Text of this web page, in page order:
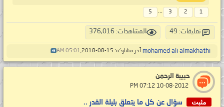
1
2
3
...
5
تعليقات: 49 المشاهدات: 376,016
mohamed ali almakhathi آخر مشاركة: 15-08-2018, 05:01 AM
حبيبة الرحمن
مثبت سؤال عن كل ما يتعلق بليلة القدر ..